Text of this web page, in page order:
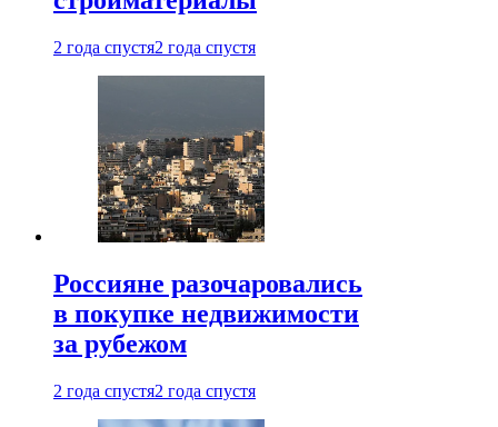
2 года спустя2 года спустя
Россияне разочаровались
в покупке недвижимости
за рубежом
2 года спустя2 года спустя